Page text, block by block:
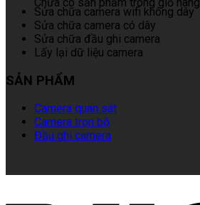
Sửa chữa camera wifi không dây
Sửa chữa camera có dây
Sửa chữa đầu ghi camera
Lấy lại dữ liệu camera
SẢN PHẨM
Camera quan sát
Camera trọn bộ
Đầu ghi camera